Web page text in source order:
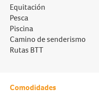
Equitación
Pesca
Piscina
Camino de senderismo
Rutas BTT
Comodidades